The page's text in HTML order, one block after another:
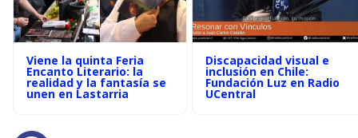
Viene la quinta Feria
Encanto Literario: la
realidad y la fantasía se
unen en Lastarria
Discapacidad visual e
inclusión en Chile:
Fundación Luz en Radio
UCentral